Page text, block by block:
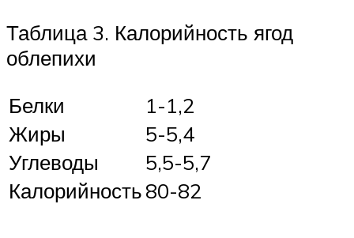
Таблица 3. Калорийность ягод
облепихи
Белки
1-1,2
Жиры
5-5,4
Углеводы
5,5-5,7
Калорийность80-82